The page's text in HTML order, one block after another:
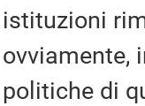
istituzioni
ovviamente,
politiche di